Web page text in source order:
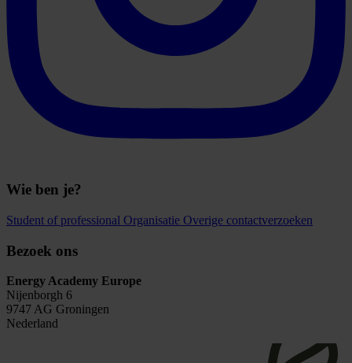
Wie ben je?
Student of professional Organisatie Overige contactverzoeken
Bezoek ons
Energy Academy Europe
Nijenborgh 6
9747 AG Groningen
Nederland